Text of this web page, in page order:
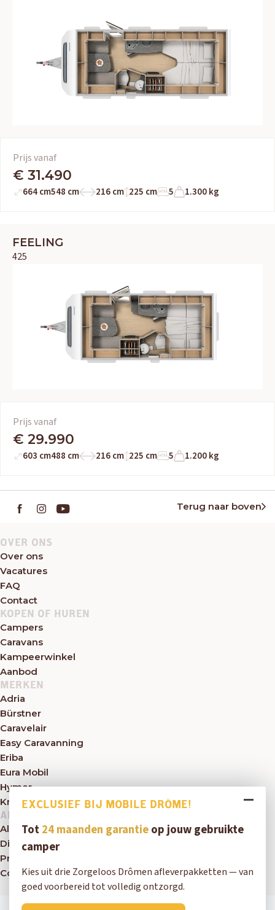
Prijs vanaf
€ 31.490
664 cm548 cm 216 cm 225 cm 5 1.300 kg
FEELING
425
Prijs vanaf
€ 29.990
603 cm488 cm 216 cm 225 cm 5 1.200 kg
Terug naar boven
OVER ONS
Over ons
Vacatures
FAQ
Contact
KOPEN OF HUREN
Campers
Caravans
Kampeerwinkel
Aanbod
MERKEN
Adria
Bürstner
Caravelair
Easy Caravanning
Eriba
Eura Mobil
Hymer
Knaus
ALGEMEEN
Algemene voorwaarden
Disclaimer
Privacybeleid
Contact
EXCLUSIEF BIJ MOBILE DRÔME!
Tot24 maanden garantieop jouw gebruikte
camper
Kies uit drie Zorgeloos Drômen afleverpakketten — van
goed voorbereid tot volledig ontzorgd.